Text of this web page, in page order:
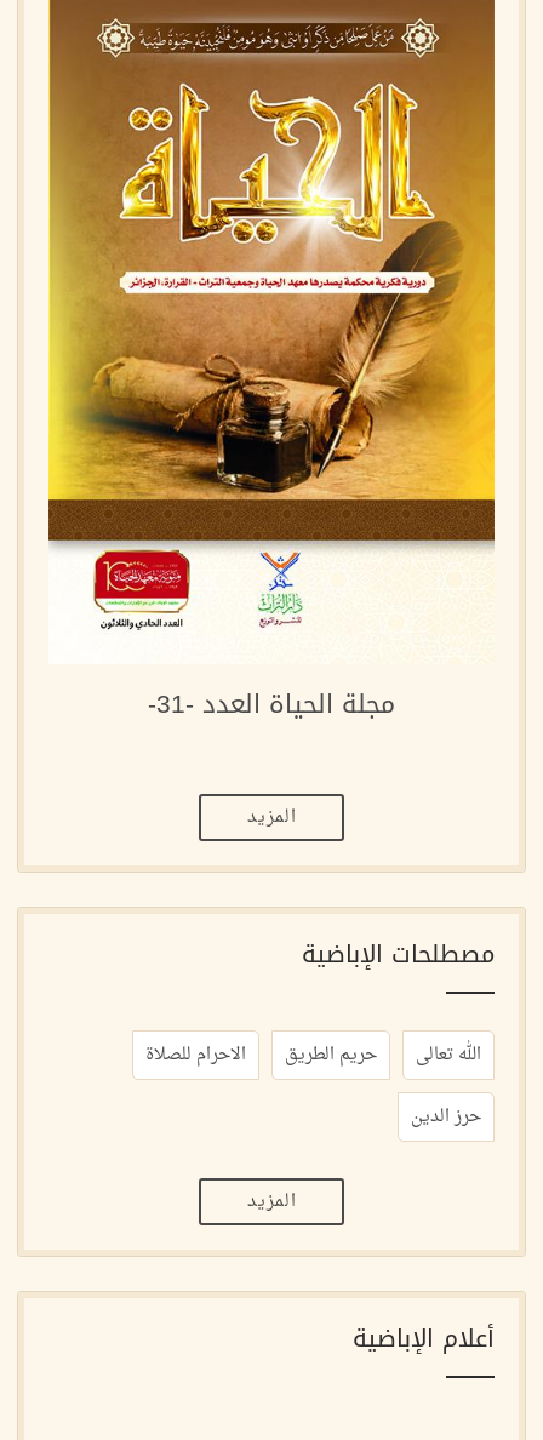
مجلة الحياة العدد -31-
المزيد
مصطلحات الإباضية
الله تعالى حريم الطريق
الاحرام للصلاة
حرز الدين
المزيد
أعلام الإباضية